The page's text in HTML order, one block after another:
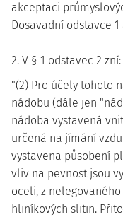
akceptaci
Dosavadní odstavce
2. V § 1 odstavec 2 zní:
"(2) Pro účely tohoto
nádobu (dále jen
nádoba vystavená
určená na jímání
vystavena působení
vliv na pevnost jsou
oceli, z
hliníkových slitin.